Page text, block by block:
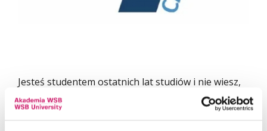
Jesteś studentem ostatnich lat studiów i nie wiesz,
co dalej?